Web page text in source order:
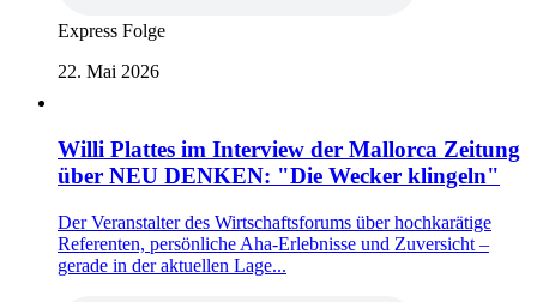
Express Folge
22. Mai 2026
Willi Plattes im Interview der Mallorca Zeitung
über NEU DENKEN: "Die Wecker klingeln"
Der Veranstalter des Wirtschaftsforums über hochkarätige
Referenten, persönliche Aha-Erlebnisse und Zuversicht –
gerade in der aktuellen Lage...